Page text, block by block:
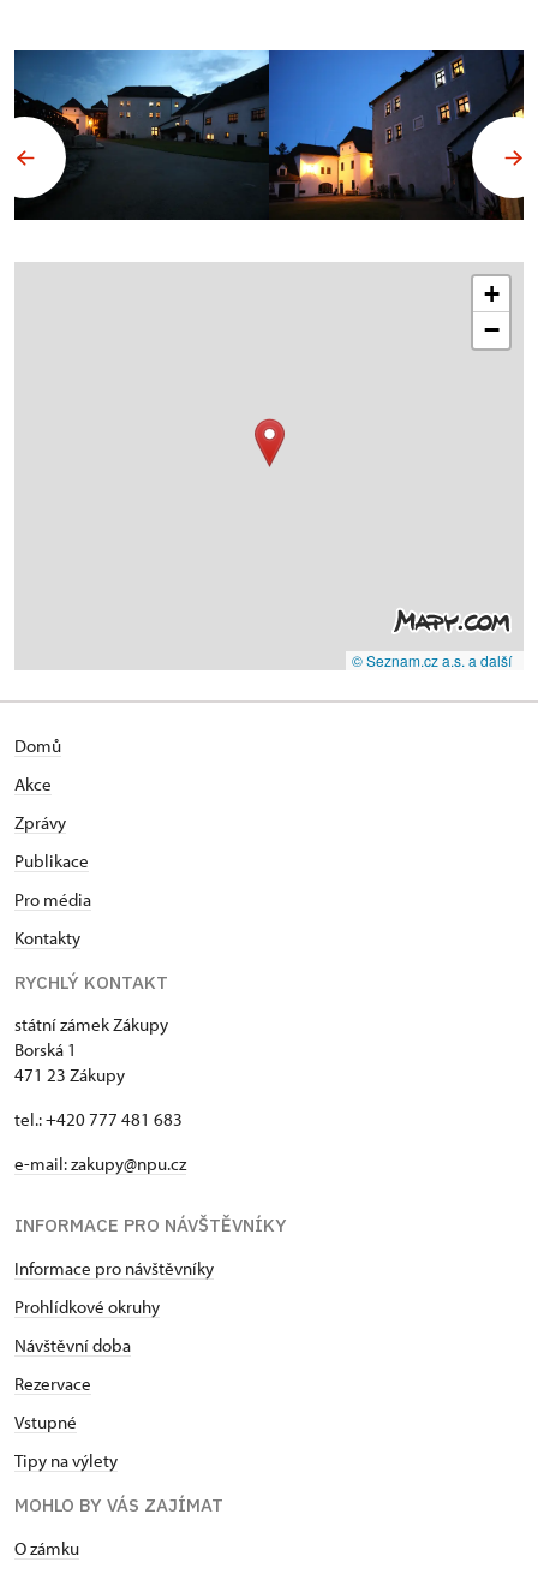
+
−
© Seznam.cz a.s. a další
Domů
Akce
Zprávy
Publikace
Pro média
Kontakty
RYCHLÝ KONTAKT
státní zámek Zákupy
Borská 1
471 23 Zákupy
tel.: +420 777 481 683
e-mail: zakupy@npu.cz
INFORMACE PRO NÁVŠTĚVNÍKY
Informace pro návštěvníky
Prohlídkové okruhy
Návštěvní doba
Rezervace
Vstupné
Tipy na výlety
MOHLO BY VÁS ZAJÍMAT
O zámku